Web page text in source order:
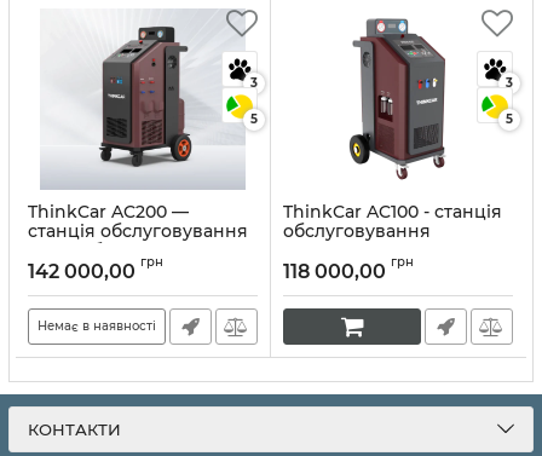
3
5
ThinkCar AC200 —
станція обслуговування
автомобільних
кондиціонерів
Артикул:10330
142 000,00 грн
Немає в наявності
3
5
ThinkCar AC100 - станція
обслуговування
Артикул:10251
118 000,00 грн
КОНТАКТИ